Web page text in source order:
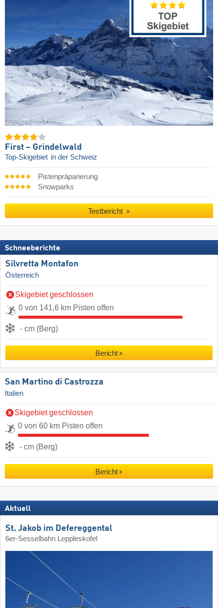
First – Grindelwald
Top-Skigebiet in der Schweiz
Pistenpräparierung
Snowparks
Testbericht
Schneeberichte
Silvretta Montafon
Österreich
Skigebiet geschlossen
0 von 141,6 km Pisten offen
- cm (Berg)
Bericht
San Martino di Castrozza
Italien
Skigebiet geschlossen
0 von 60 km Pisten offen
- cm (Berg)
Bericht
Aktuell
St. Jakob im Defereggental
6er-Sesselbahn Leppleskofel